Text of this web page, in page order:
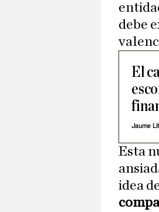
debe
El
Jaume
Esta
idea